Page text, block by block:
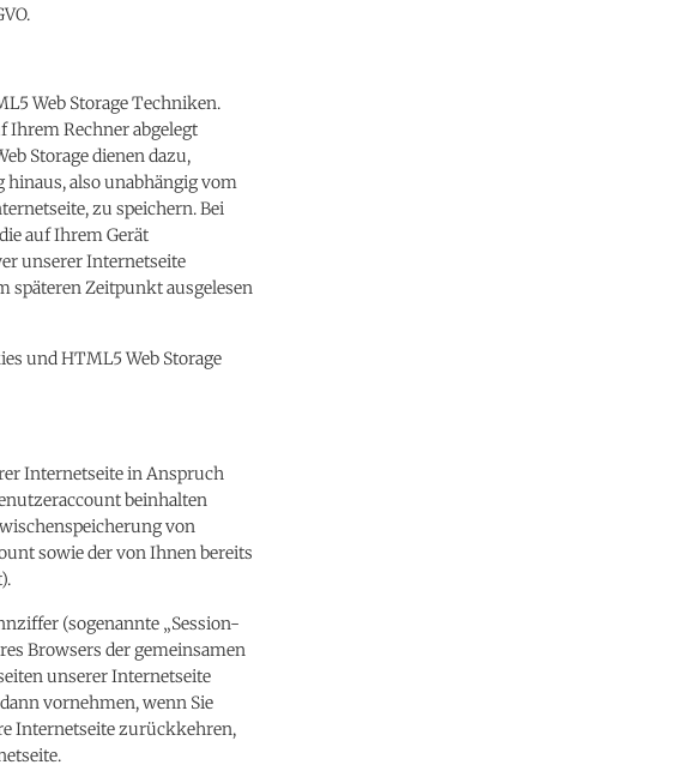
Web Storage Techniken.
Ihrem Rechner abgelegt
Storage dienen dazu,
also unabhängig vom
zu speichern. Bei
auf Ihrem Gerät
unserer Internetseite
späteren Zeitpunkt ausgelesen
und HTML5 Web Storage
Internetseite in Anspruch
beinhalten
von
sowie der von Ihnen bereits
(sogenannte „Session-
Browsers der gemeinsamen
unserer Internetseite
vornehmen, wenn Sie
Internetseite zurückkehren,